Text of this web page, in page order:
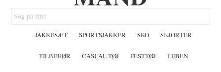
Søg
på
JAKKESÆT SPORTSJAKKER SKO SKJORTER
TILBEHØR CASUAL TØJ FESTTØJ LEBEN